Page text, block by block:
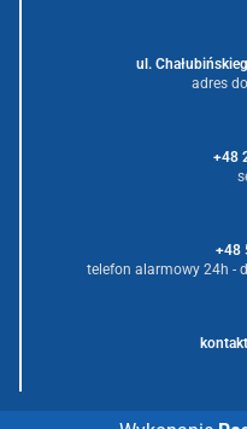
ul.
adres
+48
+48
telefon alarmowy 24h -